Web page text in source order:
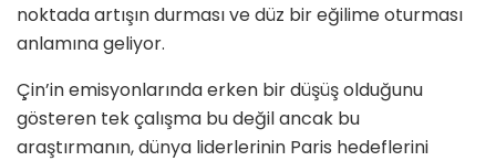
noktada artışın durması ve düz bir eğilime oturması
anlamına geliyor.
Çin’in emisyonlarında erken bir düşüş olduğunu
gösteren tek çalışma bu değil ancak bu
araştırmanın, dünya liderlerinin Paris hedeflerini